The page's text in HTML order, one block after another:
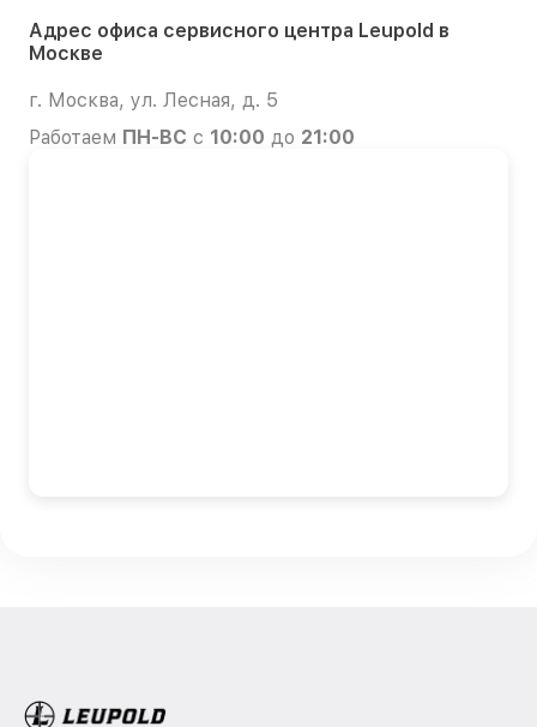
Адрес офиса сервисного центра Leupold в
Москве
г. Москва, ул. Лесная, д. 5
Работаем ПН-ВС с 10:00 до 21:00